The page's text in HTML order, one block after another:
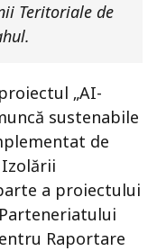
Teritoriale de
„AI-
sustenabile
de
a proiectului
Raportare